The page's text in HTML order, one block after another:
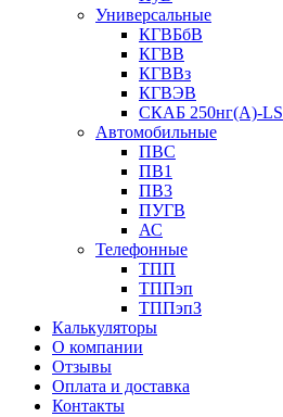
Универсальные
КГВБбВ
КГВВ
КГВВз
КГВЭВ
СКАБ 250нг(А)-LS
Автомобильные
ПВС
ПВ1
ПВ3
ПУГВ
АС
Телефонные
ТПП
ТППэп
ТППэпЗ
Калькуляторы
О компании
Отзывы
Оплата и доставка
Контакты